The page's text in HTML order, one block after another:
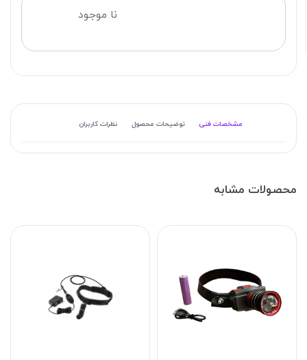
نا موجود
مشخصات فنی توضیحات محصول نظرات کاربران
محصولات مشابه